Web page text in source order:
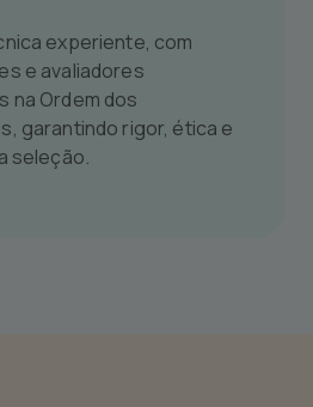
experiente, com
e avaliadores
na Ordem dos
garantindo rigor, ética e
seleção.